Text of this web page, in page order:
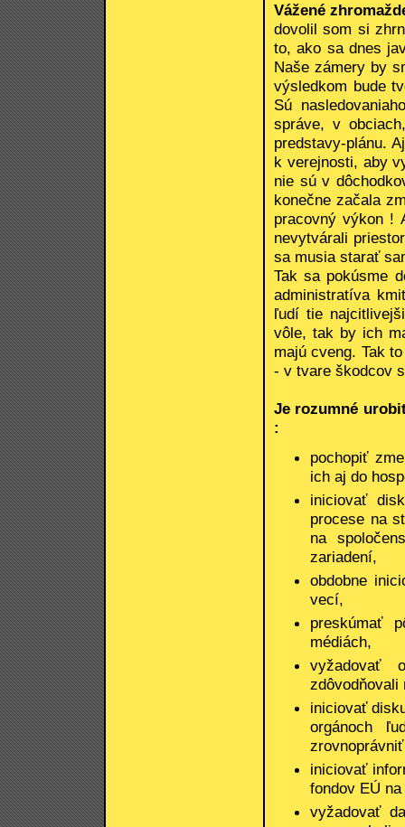
Vážené
dovolil som si
to, ako sa dnes
Naše zámery by
výsledkom bude
Sú
správe, v
predstavy-plánu.
k verejnosti, aby
nie sú v
konečne začala
pracovný výkon !
nevytvárali
sa musia starať
Tak sa pokúsme
administratíva
ľudí tie
vôle, tak by ich
majú cveng. Tak
- v tvare škodcov
Je rozumné
:
pochopiť
ich aj do
iniciovať
procese na
na
zariadení,
obdobne
vecí,
preskúmať
médiách,
vyžadovať
zdôvodňovali
iniciovať
orgánoch
iniciovať
fondov EÚ
vyžadovať